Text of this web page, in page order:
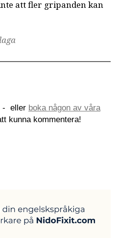
att fler gripanden kan
- eller boka någon av våra
kunna kommentera!